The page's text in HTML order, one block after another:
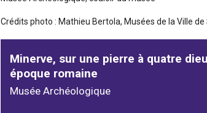
Crédits photo : Mathieu Bertola, Musées de la Ville
Minerve, sur une pierre à quatre
époque romaine
Musée Archéologique